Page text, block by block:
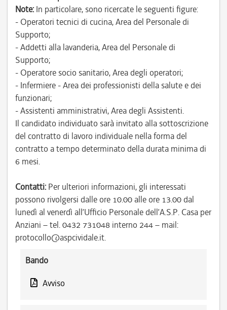
Note: In particolare, sono ricercate le seguenti figure:
- Operatori tecnici di cucina, Area del Personale di
Supporto;
- Addetti alla lavanderia, Area del Personale di
Supporto;
- Operatore socio sanitario, Area degli operatori;
- Infermiere - Area dei professionisti della salute e dei
funzionari;
- Assistenti amministrativi, Area degli Assistenti.
Il candidato individuato sarà invitato alla sottoscrizione
del contratto di lavoro individuale nella forma del
contratto a tempo determinato della durata minima di
6 mesi.
Contatti: Per ulteriori informazioni, gli interessati
possono rivolgersi dalle ore 10.00 alle ore 13.00 dal
lunedì al venerdì all’Ufficio Personale dell’A.S.P. Casa per
Anziani – tel. 0432 731048 interno 244 – mail:
protocollo@aspcividale.it.
Bando
Avviso